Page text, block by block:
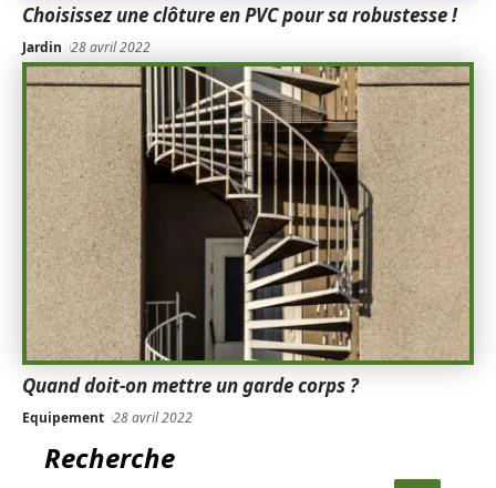
Choisissez une clôture en PVC pour sa robustesse !
Jardin 28 avril 2022
Quand doit-on mettre un garde corps ?
Equipement 28 avril 2022
Recherche